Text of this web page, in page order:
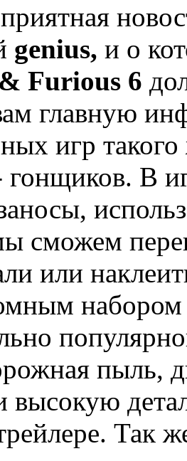
genius, и о
Furious 6
главную
игр
гонщиков. В
сможем
или
пыль,
высокую
Так